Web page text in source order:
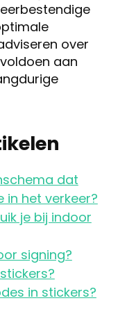
over
aan
dat
het verkeer?
je bij indoor
signing?
in stickers?